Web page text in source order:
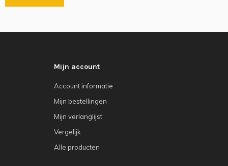
Mijn account
Account informatie
Mijn bestellingen
Mijn verlanglijst
Vergelijk
Alle producten